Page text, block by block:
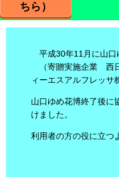
ちら）
平成30年11月に山口
（寄贈実施企業 西
ィーエスアルフレッ
山口ゆめ花博終了後に
けました。
利用者の方の役に立つ